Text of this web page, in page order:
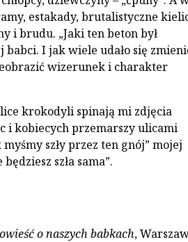
estakady, brutalistyczne
i brudu. „Jaki ten beton był
I jak wiele udało się
wizerunek i charakter
krokodyli spinają mi zdjęcia
i kobiecych przemarszy ulicami
szły przez ten gnój” mojej
szła sama”.
o naszych babkach,